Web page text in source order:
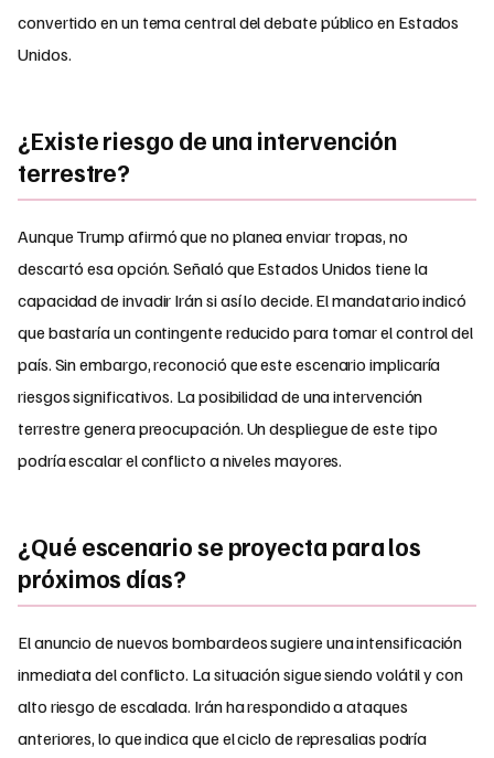
convertido en un tema central del debate público en Estados
Unidos.
¿Existe riesgo de una intervención
terrestre?
Aunque Trump afirmó que no planea enviar tropas, no
descartó esa opción. Señaló que Estados Unidos tiene la
capacidad de invadir Irán si así lo decide. El mandatario indicó
que bastaría un contingente reducido para tomar el control del
país. Sin embargo, reconoció que este escenario implicaría
riesgos significativos. La posibilidad de una intervención
terrestre genera preocupación. Un despliegue de este tipo
podría escalar el conflicto a niveles mayores.
¿Qué escenario se proyecta para los
próximos días?
El anuncio de nuevos bombardeos sugiere una intensificación
inmediata del conflicto. La situación sigue siendo volátil y con
alto riesgo de escalada. Irán ha respondido a ataques
anteriores, lo que indica que el ciclo de represalias podría